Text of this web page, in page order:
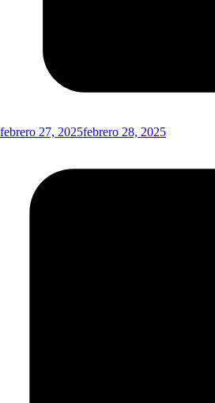
febrero 27, 2025febrero 28, 2025